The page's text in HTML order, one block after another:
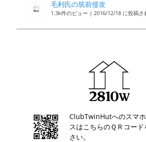
毛利氏の筑前侵攻
1.3k件のビュー | 2016/12/18 に投稿さ
ClubTwinHutへのスマ
スはこちらのＱＲコー
さい。